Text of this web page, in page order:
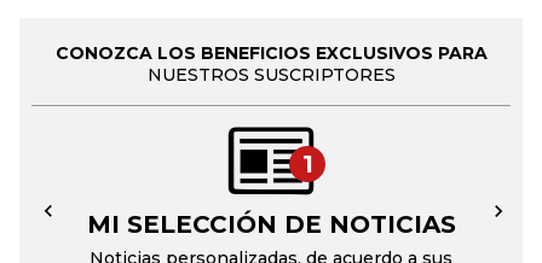
CONOZCA LOS BENEFICIOS EXCLUSIVOS PARA
NUESTROS SUSCRIPTORES
1
MI SELECCIÓN DE NOTICIAS
Noticias personalizadas, de acuerdo a sus
← →